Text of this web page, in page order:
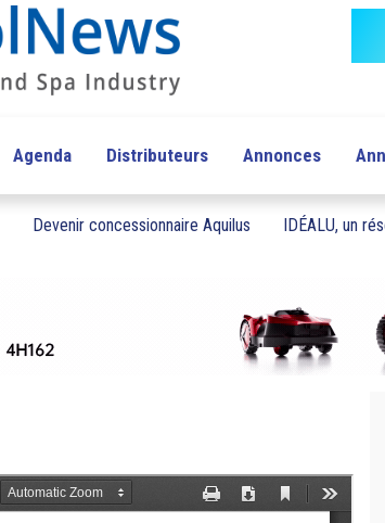
Agenda Distributeurs Annonces
Devenir concessionnaire Aquilus IDÉALU, un